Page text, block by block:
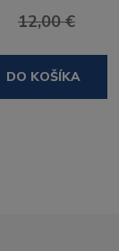
12,00 €
DO KOŠÍKA